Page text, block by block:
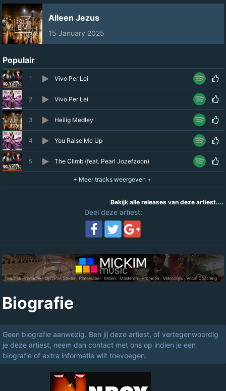
Alleen Jezus
15 January 2025
Populair
1 Vivo Per Lei
2 Vivo Per Lei
3 Heilig Medley
4 You Raise Me Up
5 The Climb (feat. Pearl Jozefzoon)
Bekijk alle releases van deze artiest....
Deel deze artiest:
Biografie
Geen biografie aanwezig. Ben jij deze artiest, of vertegenwoordig
je deze artiest, neem dan contact met ons op indien je een
biografie of extra informatie wilt toevoegen.